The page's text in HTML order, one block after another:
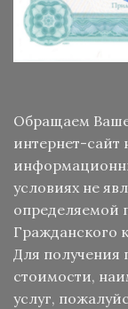
Обращаем
интернет-сайт
условиях не
определяемой
Гражданского
Для
стоимости,
услуг,